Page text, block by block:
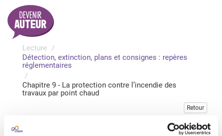
Lecture
Détection, extinction, plans et consignes : repères
réglementaires
Chapitre 9 - La protection contre l’incendie des
travaux par point chaud
Retour